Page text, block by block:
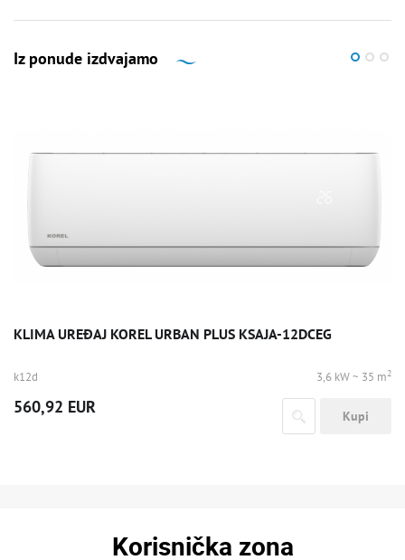
Iz ponude izdvajamo
KLIMA UREĐAJ KOREL URBAN PLUS KSAJA-12DCEG
k12d 3,6 kW ~ 35 m2
560,92 EUR Kupi
Korisnička zona